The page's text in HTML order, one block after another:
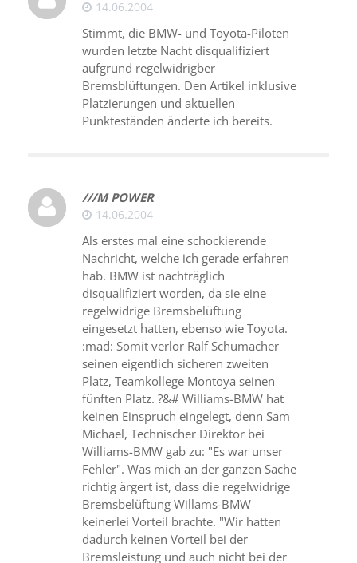
14.06.2004
Stimmt, die BMW- und Toyota-Piloten
wurden letzte Nacht disqualifiziert
aufgrund regelwidrigber
Bremsblüftungen. Den Artikel inklusive
Platzierungen und aktuellen
Punkteständen änderte ich bereits.
///M POWER
14.06.2004
Als erstes mal eine schockierende
Nachricht, welche ich gerade erfahren
hab. BMW ist nachträglich
disqualifiziert worden, da sie eine
regelwidrige Bremsbelüftung
eingesetzt hatten, ebenso wie Toyota.
:mad: Somit verlor Ralf Schumacher
seinen eigentlich sicheren zweiten
Platz, Teamkollege Montoya seinen
fünften Platz. ?&# Williams-BMW hat
keinen Einspruch eingelegt, denn Sam
Michael, Technischer Direktor bei
Williams-BMW gab zu: "Es war unser
Fehler". Was mich an der ganzen Sache
richtig ärgert ist, dass die regelwidrige
Bremsbelüftung Willams-BMW
keinerlei Vorteil brachte. "Wir hatten
dadurch keinen Vorteil bei der
Bremsleistung und auch nicht bei der